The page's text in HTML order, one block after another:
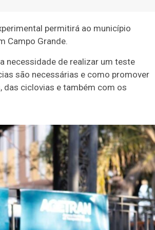
permitirá ao município
Campo Grande.
necessidade de realizar um teste
são necessárias e como promover
das ciclovias e também com os